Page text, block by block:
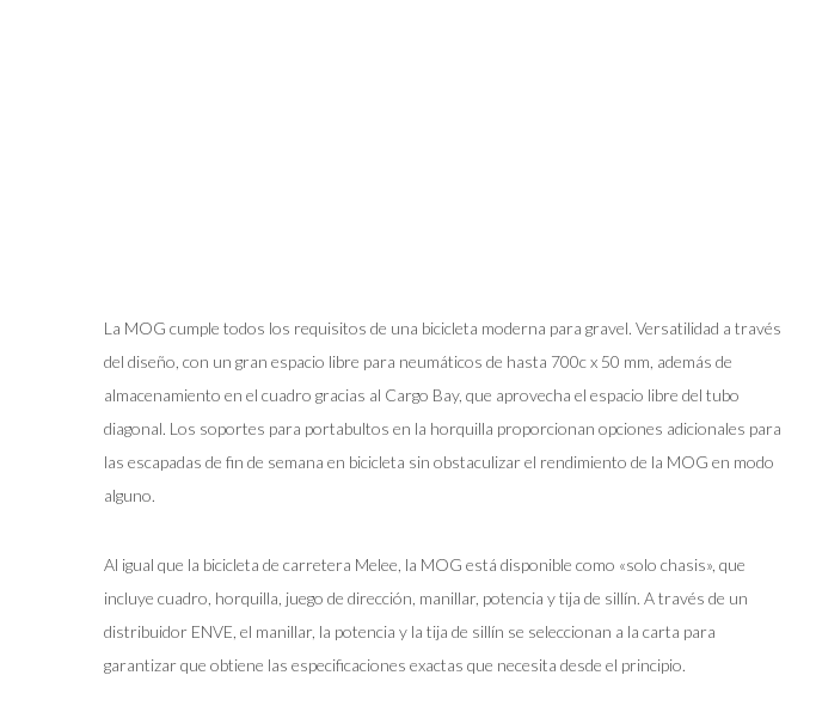
La MOG cumple todos los requisitos de una bicicleta moderna para gravel. Versatilidad a través
del diseño, con un gran espacio libre para neumáticos de hasta 700c x 50 mm, además de
almacenamiento en el cuadro gracias al Cargo Bay, que aprovecha el espacio libre del tubo
diagonal. Los soportes para portabultos en la horquilla proporcionan opciones adicionales para
las escapadas de fin de semana en bicicleta sin obstaculizar el rendimiento de la MOG en modo
alguno.
Al igual que la bicicleta de carretera Melee, la MOG está disponible como «solo chasis», que
incluye cuadro, horquilla, juego de dirección, manillar, potencia y tija de sillín. A través de un
distribuidor ENVE, el manillar, la potencia y la tija de sillín se seleccionan a la carta para
garantizar que obtiene las especificaciones exactas que necesita desde el principio.